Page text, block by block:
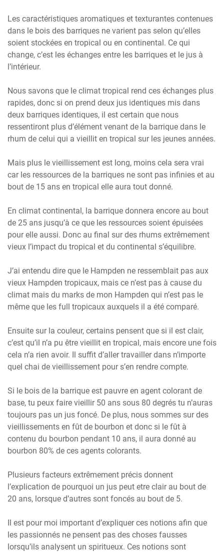
Les caractéristiques aromatiques et texturantes contenues
dans le bois des barriques ne varient pas selon qu’elles
soient stockées en tropical ou en continental. Ce qui
change, c’est les échanges entre les barriques et le jus à
l’intérieur.
Nous savons que le climat tropical rend ces échanges plus
rapides, donc si on prend deux jus identiques mis dans
deux barriques identiques, il est certain que nous
ressentiront plus d’élément venant de la barrique dans le
rhum de celui qui a vieillit en tropical sur les jeunes années.
Mais plus le vieillissement est long, moins cela sera vrai
car les ressources de la barriques ne sont pas infinies et au
bout de 15 ans en tropical elle aura tout donné.
En climat continental, la barrique donnera encore au bout
de 25 ans jusqu’à ce que les ressources soient épuisées
pour elle aussi. Donc au final sur des rhums extrêmement
vieux l’impact du tropical et du continental s’équilibre.
J’ai entendu dire que le Hampden ne ressemblait pas aux
vieux Hampden tropicaux, mais ce n’est pas à cause du
climat mais du marks de mon Hampden qui n’est pas le
même que les full tropicaux auxquels il a été comparé.
Ensuite sur la couleur, certains pensent que si il est clair,
c’est qu’il n’a pu être vieillit en tropical, mais encore une fois
cela n’a rien avoir. Il suffit d’aller travailler dans n’importe
quel chai de vieillissement pour s’en rendre compte.
Si le bois de la barrique est pauvre en agent colorant de
base, tu peux faire vieillir 50 ans sous 80 degrés tu n’auras
toujours pas un jus foncé. De plus, nous sommes sur des
vieillissements en fût de bourbon et donc si le fût à
contenu du bourbon pendant 10 ans, il aura donné au
bourbon 80% de ces agents colorants.
Plusieurs facteurs extrêmement précis donnent
l’explication de pourquoi un jus peut etre clair au bout de
20 ans, lorsque d’autres sont foncés au bout de 5.
Il est pour moi important d’expliquer ces notions afin que
les passionnés ne pensent pas des choses fausses
lorsqu’ils analysent un spiritueux. Ces notions sont